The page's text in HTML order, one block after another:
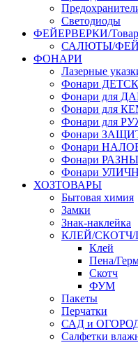
Светодиоды
ФЕЙЕРВЕРКИ/
САЛЮТЫ/
ФОНАРИ
Лазерные
Фонари
Фонари для
Фонари для
Фонари для
Фонари
Фонари
Фонари
Фонари
ХОЗТОВАРЫ
Бытовая химия
Замки
Знак-наклейка
КЛЕЙ/СКОТЧ/
Клей
Пена/
Скотч
ФУМ
Пакеты
Перчатки
САД и
Салфетки